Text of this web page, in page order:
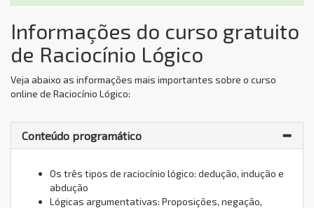
Informações do curso gratuito
de Raciocínio Lógico
Veja abaixo as informações mais importantes sobre o curso
online de Raciocínio Lógico:
Conteúdo programático
Os três tipos de raciocínio lógico: dedução, indução e
abdução
Lógicas argumentativas: Proposições, negação,